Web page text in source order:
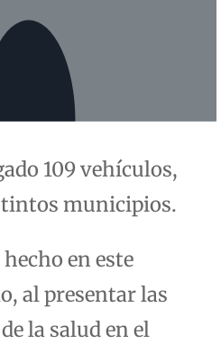
109 vehículos,
municipios.
en este
al presentar las
la salud en el